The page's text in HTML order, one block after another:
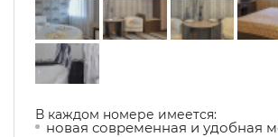
В каждом номере имеется:
новая современная и удобная